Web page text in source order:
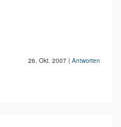
26. Okt. 2007 | Antworten